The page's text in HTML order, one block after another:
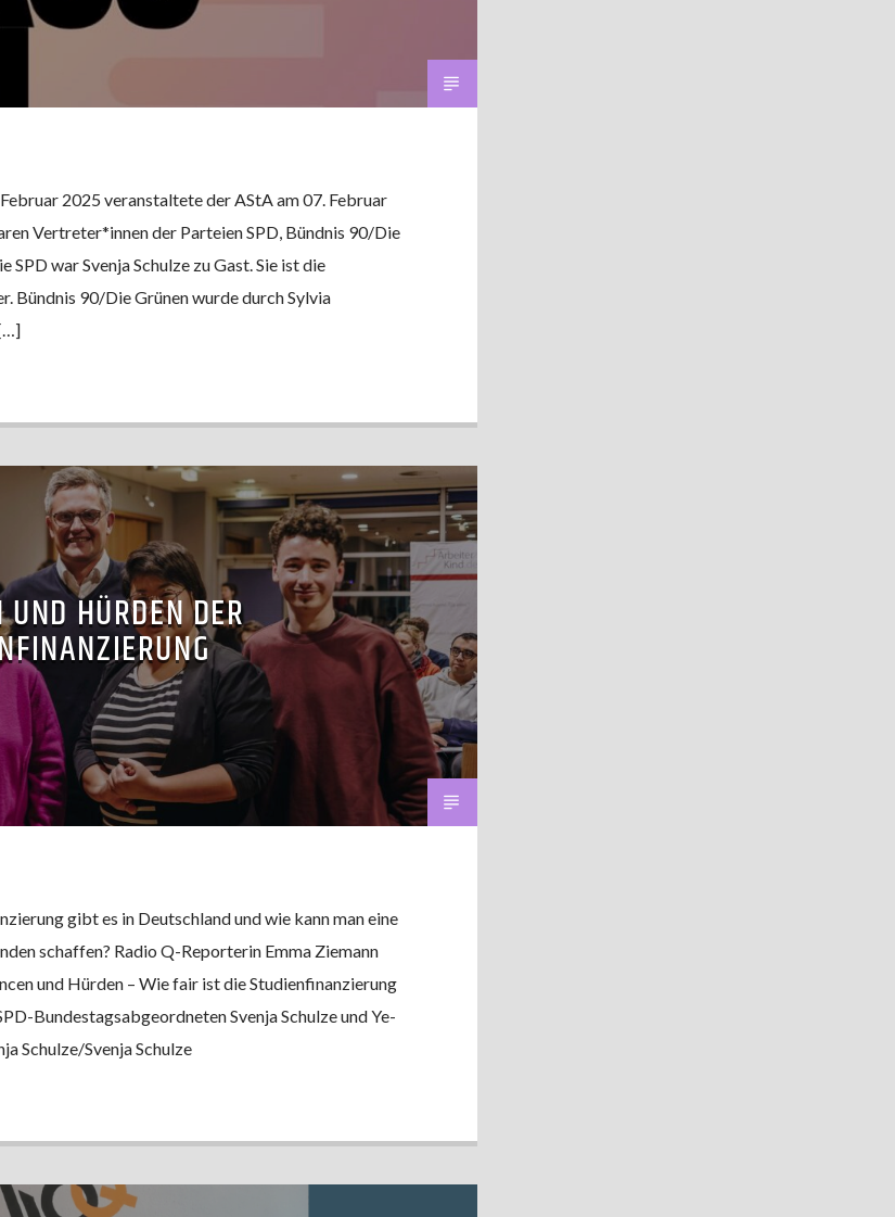
2025 veranstaltete der AStA am 07. Februar
Vertreter*innen der Parteien SPD, Bündnis 90/Die
SPD war Svenja Schulze zu Gast. Sie ist die
Bündnis 90/Die Grünen wurde durch Sylvia
UND HÜRDEN DER
gibt es in Deutschland und wie kann man eine
schaffen? Radio Q-Reporterin Emma Ziemann
und Hürden – Wie fair ist die Studienfinanzierung
Bundestagsabgeordneten Svenja Schulze und Ye-
Schulze/Svenja Schulze